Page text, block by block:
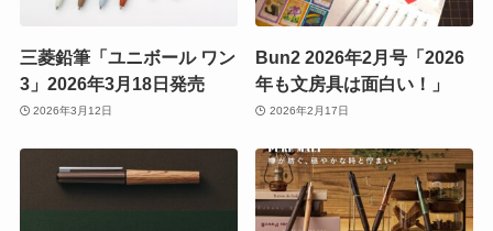
三菱鉛筆「ユニボール ワン
3」2026年3月18日発売
2026年3月12日
Bun2 2026年2月号「2026
年も文房具は面白い！」
2026年2月17日